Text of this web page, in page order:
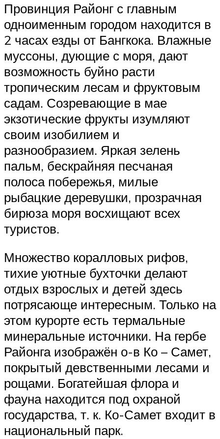
Провинция Районг с главным
одноименным городом находится в
2 часах езды от Бангкока. Влажные
муссоны, дующие с моря, дают
возможность буйно расти
тропическим лесам и фруктовым
садам. Созревающие в мае
экзотические фрукты изумляют
своим изобилием и
разнообразием. Яркая зелень
пальм, бескрайняя песчаная
полоса побережья, милые
рыбацкие деревушки, прозрачная
бирюза моря восхищают всех
туристов.
Множество коралловых рифов,
тихие уютные бухточки делают
отдых взрослых и детей здесь
потрясающе интересным. Только на
этом курорте есть термальные
минеральные источники. На гербе
Районга изображён о-в Ко – Самет,
покрытый девственными лесами и
рощами. Богатейшая флора и
фауна находится под охраной
государства, т. к. Ко-Самет входит в
национальный парк.